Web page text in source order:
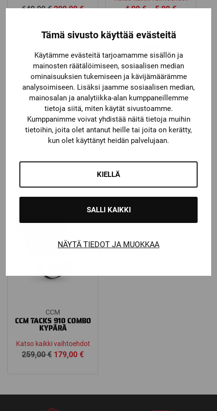
Tämä sivusto käyttää evästeitä
Käytämme evästeitä tarjoamamme sisällön ja
mainosten räätälöimiseen, sosiaalisen median
ominaisuuksien tukemiseen ja kävijämäärämme
analysoimiseen. Lisäksi jaamme sosiaalisen median,
mainosalan ja analytiikka-alan kumppaneillemme
tietoja siitä, miten käytät sivustoamme.
Kumppanimme voivat yhdistää näitä tietoja muihin
tietoihin, joita olet antanut heille tai joita on kerätty,
kun olet käyttänyt heidän palvelujaan.
KIELLÄ
SALLI KAIKKI
NÄYTÄ TIEDOT JA MUOKKAA
649,00€Alkuperäinen
oli:
299,00€Nykyinen
on:
299,00 €.
4,90€ – 5,90€Price
5,90 €
CCM
CCM MV-RISTIKKO CAT
CCM
CCM ALUSASU
Katso kaikki vaihtoehdot
Ale!
CCM
CCM TACKS 910 COMBO
KYPÄRÄ
Katso kaikki vaihtoehdot
259,00€ Alkuperäinen
179,00€Nykyinen